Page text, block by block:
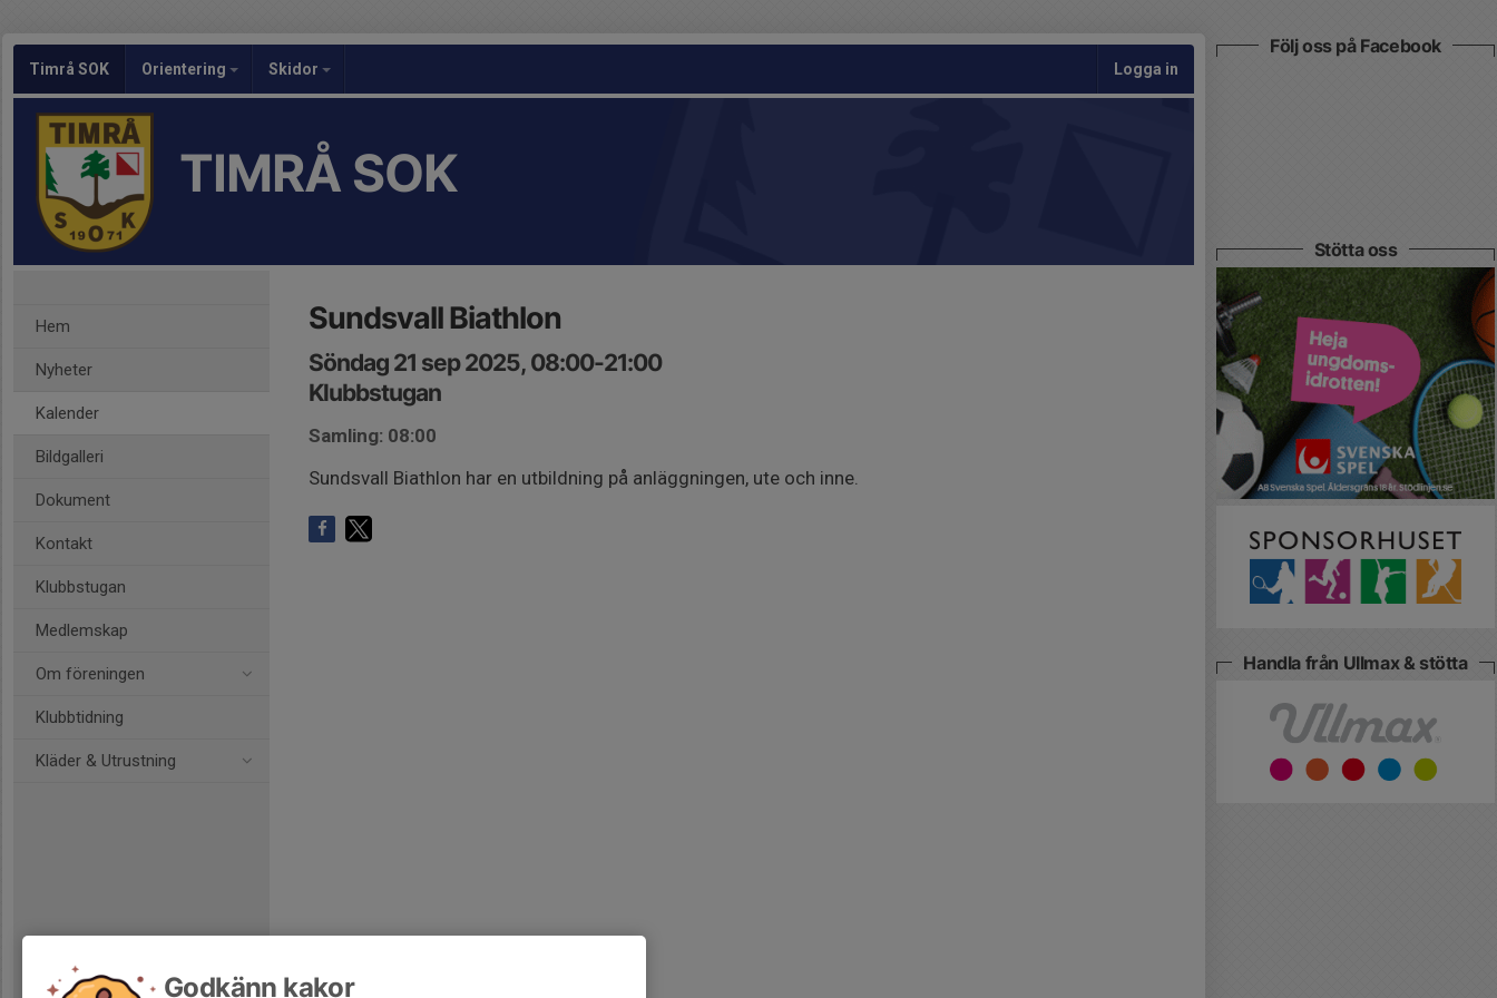
Timrå SOK Orientering Skidor Logga in
TIMRÅ SOK
Hem
Nyheter
Kalender
Bildgalleri
Dokument
Kontakt
Klubbstugan
Medlemskap
Om föreningen
Klubbtidning
Kläder & Utrustning
Sundsvall Biathlon
Söndag 21 sep 2025, 08:00-21:00
Klubbstugan
Samling: 08:00
Sundsvall Biathlon har en utbildning på anläggningen, ute och inne.
Följ oss på Facebook
Stötta oss
Handla från Ullmax & stötta
Godkänn kakor